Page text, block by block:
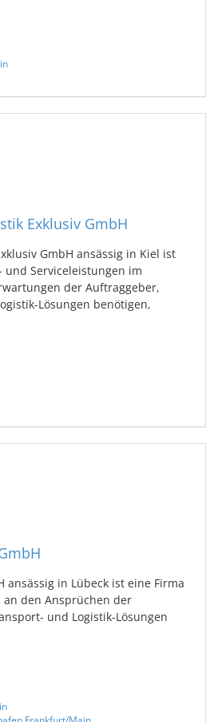
Exklusiv GmbH
GmbH ansässig in Kiel ist
und Serviceleistungen im
der Auftraggeber,
Lösungen benötigen,
ansässig in Lübeck ist eine Firma
den Ansprüchen der
und Logistik-Lösungen